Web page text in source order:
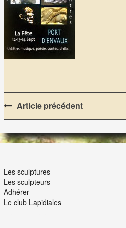
Post
navigation
Article précédent
Les sculptures
Les sculpteurs
Adhérer
Le club Lapidiales